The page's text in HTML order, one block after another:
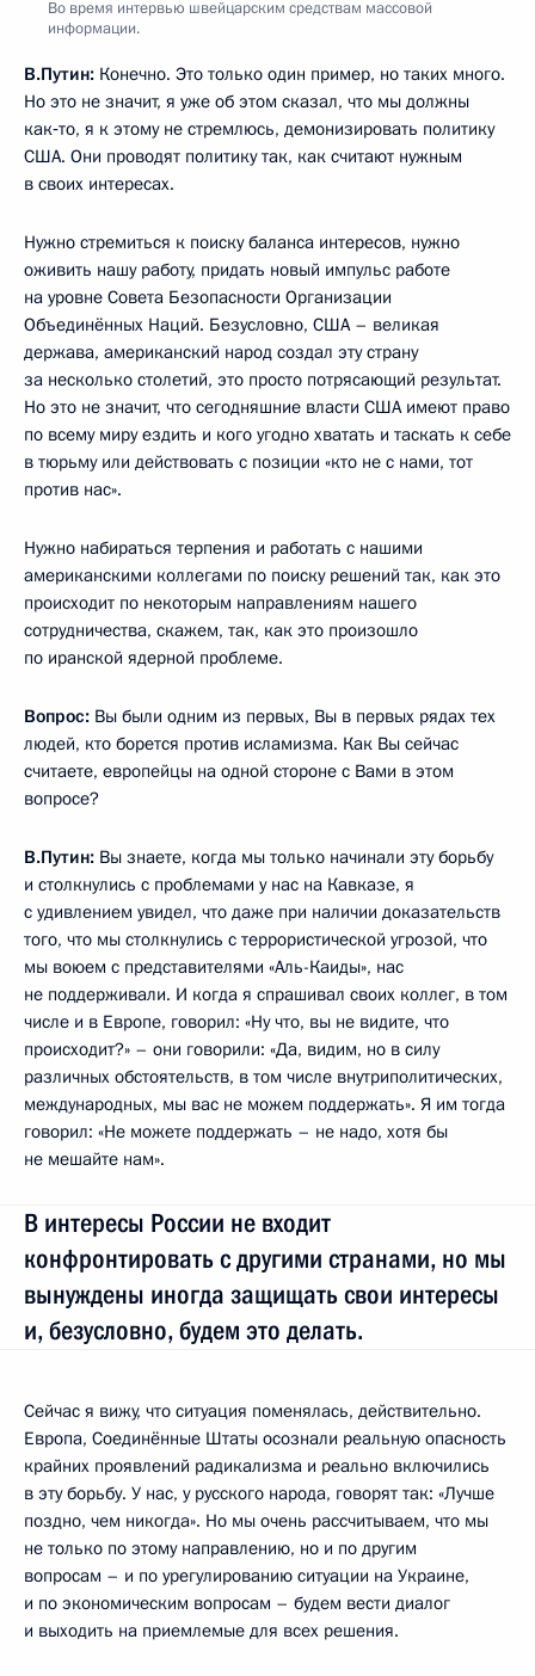
Во время интервью швейцарским средствам массовой
информации.
В.Путин: Конечно. Это только один пример, но таких много.
Но это не значит, я уже об этом сказал, что мы должны
как‑то, я к этому не стремлюсь, демонизировать политику
США. Они проводят политику так, как считают нужным
в своих интересах.
Нужно стремиться к поиску баланса интересов, нужно
оживить нашу работу, придать новый импульс работе
на уровне Совета Безопасности Организации
Объединённых Наций. Безусловно, США – великая
держава, американский народ создал эту страну
за несколько столетий, это просто потрясающий результат.
Но это не значит, что сегодняшние власти США имеют право
по всему миру ездить и кого угодно хватать и таскать к себе
в тюрьму или действовать с позиции «кто не с нами, тот
против нас».
Нужно набираться терпения и работать с нашими
американскими коллегами по поиску решений так, как это
происходит по некоторым направлениям нашего
сотрудничества, скажем, так, как это произошло
по иранской ядерной проблеме.
Вопрос: Вы были одним из первых, Вы в первых рядах тех
людей, кто борется против исламизма. Как Вы сейчас
считаете, европейцы на одной стороне с Вами в этом
вопросе?
В.Путин: Вы знаете, когда мы только начинали эту борьбу
и столкнулись с проблемами у нас на Кавказе, я
с удивлением увидел, что даже при наличии доказательств
того, что мы столкнулись с террористической угрозой, что
мы воюем с представителями «Аль-Каиды», нас
не поддерживали. И когда я спрашивал своих коллег, в том
числе и в Европе, говорил: «Ну что, вы не видите, что
происходит?» – они говорили: «Да, видим, но в силу
различных обстоятельств, в том числе внутриполитических,
международных, мы вас не можем поддержать». Я им тогда
говорил: «Не можете поддержать – не надо, хотя бы
не мешайте нам».
В интересы России не входит
конфронтировать с другими странами, но мы
вынуждены иногда защищать свои интересы
и, безусловно, будем это делать.
Сейчас я вижу, что ситуация поменялась, действительно.
Европа, Соединённые Штаты осознали реальную опасность
крайних проявлений радикализма и реально включились
в эту борьбу. У нас, у русского народа, говорят так: «Лучше
поздно, чем никогда». Но мы очень рассчитываем, что мы
не только по этому направлению, но и по другим
вопросам – и по урегулированию ситуации на Украине,
и по экономическим вопросам – будем вести диалог
и выходить на приемлемые для всех решения.